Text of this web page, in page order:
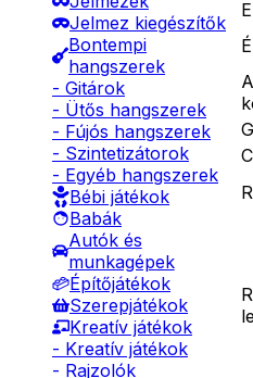
Jelmez kiegészítők
Bontempi
hangszerek
- Gitárok
- Ütős hangszerek
- Fújós hangszerek
- Szintetizátorok
- Egyéb hangszerek
Bébi játékok
Babák
Autók és
munkagépek
Építőjátékok
Szerepjátékok
Kreatív játékok
- Kreatív játékok
- Rajzolók